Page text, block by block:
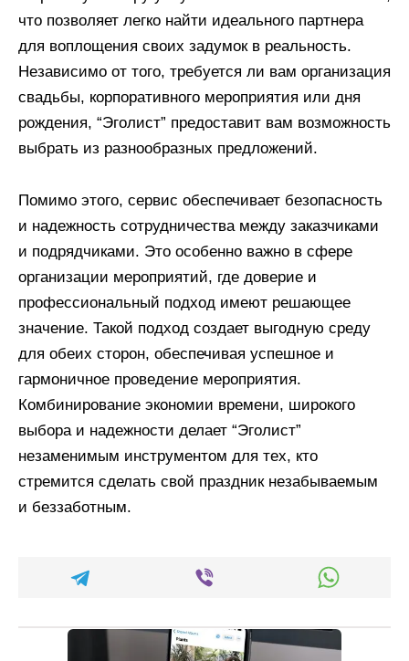
что позволяет легко найти идеального партнера
для воплощения своих задумок в реальность.
Независимо от того, требуется ли вам организация
свадьбы, корпоративного мероприятия или дня
рождения, “Эголист” предоставит вам возможность
выбрать из разнообразных предложений.
Помимо этого, сервис обеспечивает безопасность
и надежность сотрудничества между заказчиками
и подрядчиками. Это особенно важно в сфере
организации мероприятий, где доверие и
профессиональный подход имеют решающее
значение. Такой подход создает выгодную среду
для обеих сторон, обеспечивая успешное и
гармоничное проведение мероприятия.
Комбинирование экономии времени, широкого
выбора и надежности делает “Эголист”
незаменимым инструментом для тех, кто
стремится сделать свой праздник незабываемым
и беззаботным.